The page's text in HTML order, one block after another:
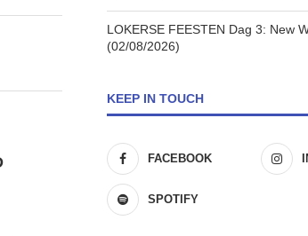
LOKERSE FEESTEN Dag 3: New
(02/08/2026)
KEEP IN TOUCH
FACEBOOK
SPOTIFY